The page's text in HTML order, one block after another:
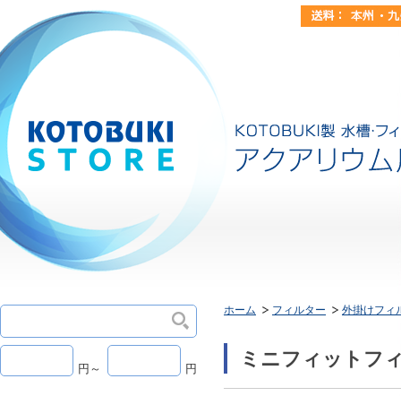
ホーム フィルター 外掛けフィ
ミニフィットフ
円～ 円